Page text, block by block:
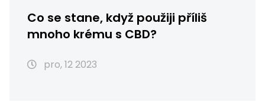
Co se stane, když použiji příliš
mnoho krému s CBD?
pro, 12 2023